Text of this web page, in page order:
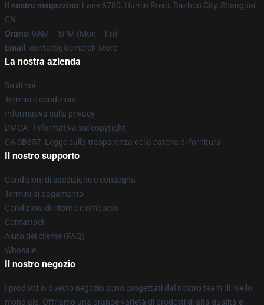
Il nostro magazzino: Lane 6780, Humin Road, Bazhou City, Shanghai,
CN
Orario: 9AM – 5PM (Mon – Fri)
Email : contattigleemerch.store
La nostra azienda
Su di noi
Termini e condizioni
Informativa sulla privacy
DMCA - Informativa sul copyright
CA SB657: Legge sulla trasparenza della catena di fornitura
Il nostro supporto
Condizioni di spedizione e consegna
Termini di pagamento
Condizioni di ritorno e rimborso
Contattaci
Aiuto del cliente (FAQ)
Whosale
Il nostro negozio
I prodotti in questo negozio sono progettati dal nostro team di livello
mondiale. Offriamo una grande varietà di prodotti di alta qualità e